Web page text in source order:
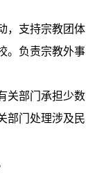
，支持宗教团体
。负责宗教外事
关部门承担少数
部门处理涉及民